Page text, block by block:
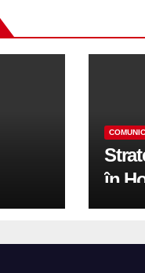
în